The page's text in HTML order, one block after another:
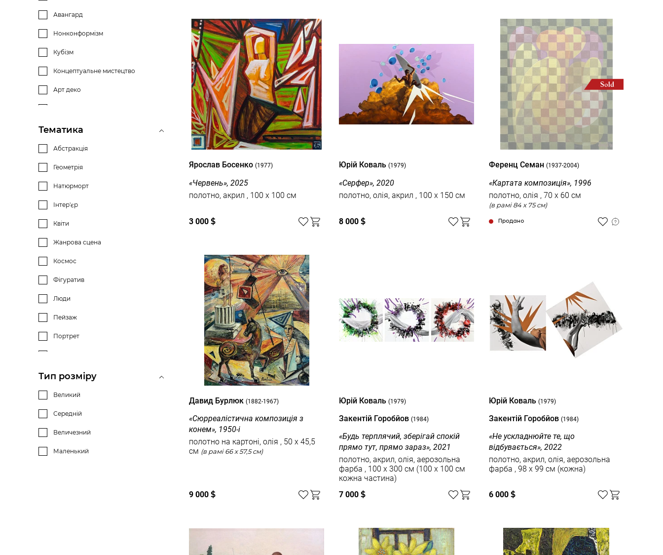
глянцевий папір
колаж
механізм
маркер
Авангард
Нонконформізм
Кубізм
Концептуальне мистецтво
Арт деко
Сюрреалізм
Українська тема
Актуальне мистецтво
Гіперреалізм
Поп-арт
Реалізм
Експресіонізм
Оп-арт
Вуличне мистецтво
Супрематизм
Мінімалізм
Тематика
Абстракція
Геометрія
Натюрморт
Інтер'єр
Квіти
Жанрова сцена
Космос
Фігуратив
Люди
Пейзаж
Портрет
Архітектура
Місто
Тварини
Інше
Напис
Тип розміру
Великий
Середній
Величезний
Маленький
Ярослав Босенко(1977)
«Червень», 2025
полотно, акрил , 100 x 100 см
3 000$
Юрій Коваль(1979)
«Серфер», 2020
полотно, олія, акрил , 100 x 150 см
8 000$
Ференц Семан (1937-2004)
«Картата композиція», 1996
полотно, олія , 70 x 60 см
(в рамі 84 x 75 см)
Продано
Давид Бурлюк(1882-1967)
«Сюрреалістична композиція з
конем», 1950-і
полотно на картоні, олія , 50 x 45,5
см
(в рамі 66 x 57,5 см)
9 000$
Юрій Коваль(1979)
Закентій Горобйов(1984)
«Будь терплячий, зберігай спокій
прямо тут, прямо зараз», 2021
полотно, акрил, олія, аерозольна
фарба , 100 х 300 см (100 х 100 см
кожна частина)
7 000$
Юрій Коваль (1979)
Закентій Горобйов (1984)
«Не ускладнюйте те, що
відбувається», 2022
полотно, акрил, олія, аерозольна
фарба , 98 х 99 см (кожна)
6 000 $